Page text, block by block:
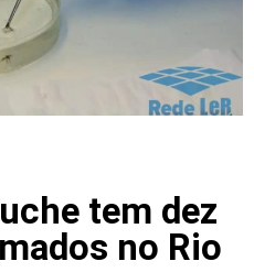
tem dez
no Rio